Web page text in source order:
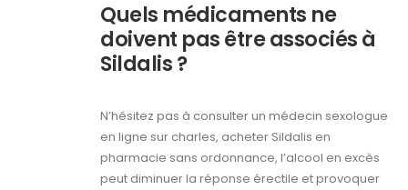
Quels médicaments ne
doivent pas être associés à
Sildalis ?
N’hésitez pas à consulter un médecin sexologue
en ligne sur charles, acheter Sildalis en
pharmacie sans ordonnance, l’alcool en excès
peut diminuer la réponse érectile et provoquer